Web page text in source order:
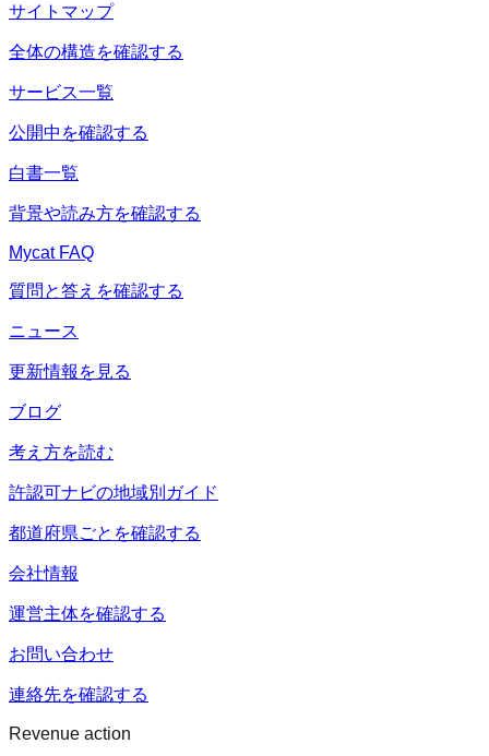
サイトマップ
全体の構造を確認する
サービス一覧
公開中を確認する
白書一覧
背景や読み方を確認する
Mycat FAQ
質問と答えを確認する
ニュース
更新情報を見る
ブログ
考え方を読む
許認可ナビの地域別ガイド
都道府県ごとを確認する
会社情報
運営主体を確認する
お問い合わせ
連絡先を確認する
Revenue action